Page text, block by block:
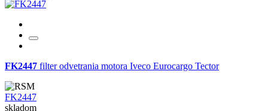
FK2447 filter odvetrania motora Iveco Eurocargo Tector
FK2447
skladom